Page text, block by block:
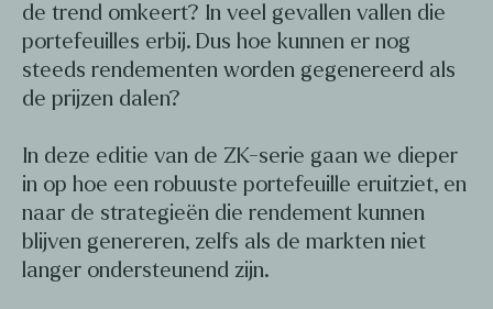
de trend omkeert? In veel gevallen vallen die
portefeuilles erbij. Dus hoe kunnen er nog
steeds rendementen worden gegenereerd als
de prijzen dalen?
In deze editie van de ZK-serie gaan we dieper
in op hoe een robuuste portefeuille eruitziet, en
naar de strategieën die rendement kunnen
blijven genereren, zelfs als de markten niet
langer ondersteunend zijn.